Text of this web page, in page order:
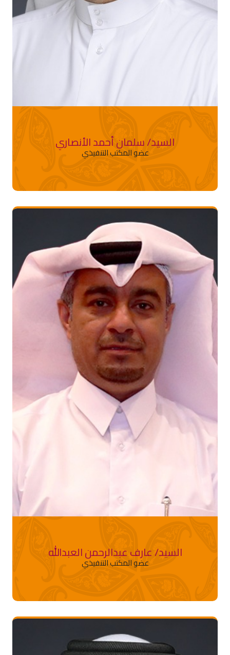
السيد/ سلمان أحمد الأنصاري
عضو المكتب التنفيذي
السيد/ عارف عبدالرحمن العبدالله
عضو المكتب التنفيذي